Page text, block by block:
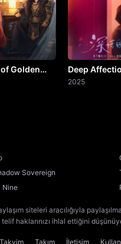
Golden
Deep
2025
Sovereign
Nine
siteleri aracılığıyla
haklarınızı ihlal ettiğini
Takvim Takım İletişim